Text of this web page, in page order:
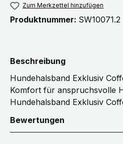
Zum Merkzettel hinzufügen
Produktnummer: SW10071.2
Beschreibung
Hundehalsband Exklusiv
Komfort für anspruchsvolle
Hundehalsband Exklusiv
Bewertungen